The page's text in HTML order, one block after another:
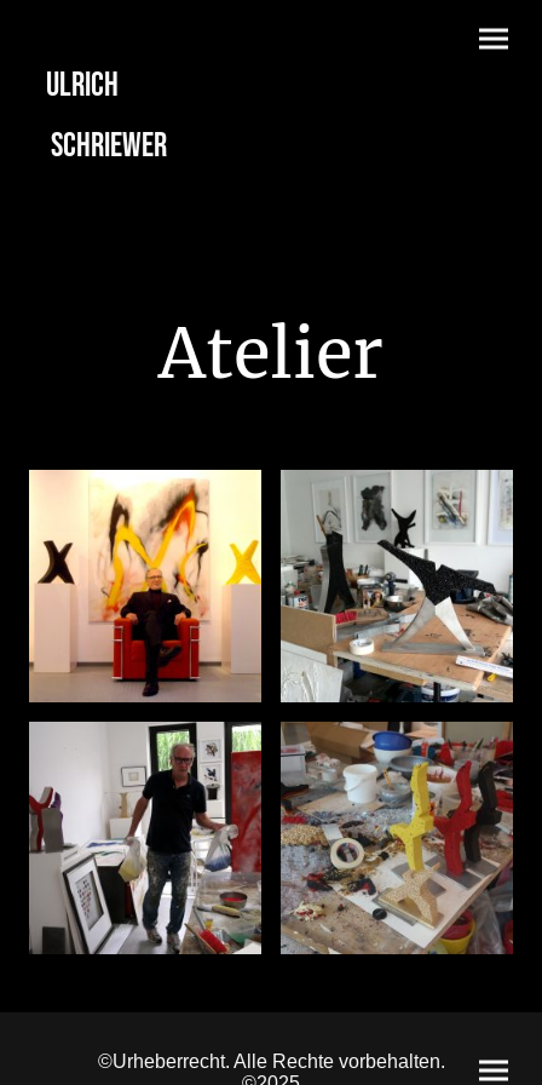
Ulrich
Schriewer
Atelier
©Urheberrecht. Alle Rechte vorbehalten.